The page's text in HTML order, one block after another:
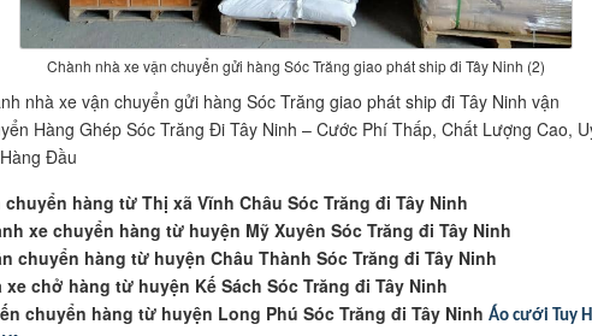
Chành nhà xe vận chuyển gửi hàng Sóc Trăng giao phát ship đi Tây Ninh (2)
nhà xe vận chuyển gửi hàng Sóc Trăng giao phát ship đi Tây Ninh vận
Hàng Ghép Sóc Trăng Đi Tây Ninh – Cước Phí Thấp, Chất Lượng Cao,
Đầu
chuyển hàng từ Thị xã Vĩnh Châu Sóc Trăng đi Tây Ninh
xe chuyển hàng từ huyện Mỹ Xuyên Sóc Trăng đi Tây Ninh
chuyển hàng từ huyện Châu Thành Sóc Trăng đi Tây Ninh
xe chở hàng từ huyện Kế Sách Sóc Trăng đi Tây Ninh
chuyển hàng từ huyện Long Phú Sóc Trăng đi Tây Ninh Áo cưới Tuy